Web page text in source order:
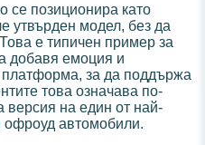
се позиционира като
утвърден модел, без да
е типичен пример за
добавя емоция и
за да поддържа
това означава по-
версия на един от най-
офроуд автомобили.